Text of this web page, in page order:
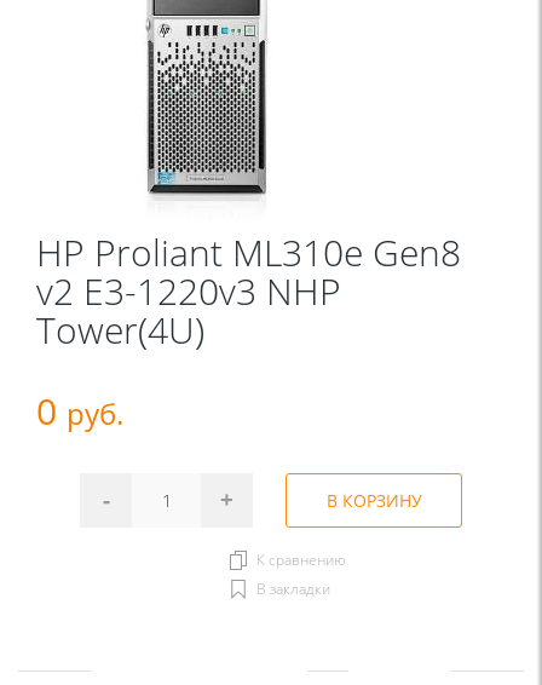
HP Proliant ML310e Gen8
v2 E3-1220v3 NHP
Tower(4U)
0 руб.
- + В КОРЗИНУ
К сравнению
В закладки